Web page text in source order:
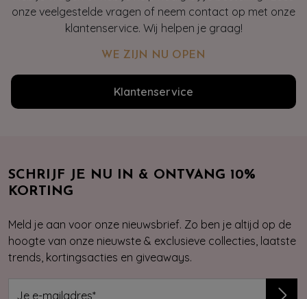
onze veelgestelde vragen of neem contact op met onze
klantenservice. Wij helpen je graag!
WE ZIJN NU OPEN
Klantenservice
SCHRIJF JE NU IN & ONTVANG 10%
KORTING
Meld je aan voor onze nieuwsbrief. Zo ben je altijd op de
hoogte van onze nieuwste & exclusieve collecties, laatste
trends, kortingsacties en giveaways.